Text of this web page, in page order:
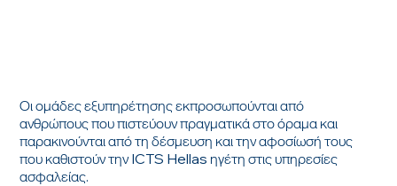
Οι ομάδες εξυπηρέτησης εκπροσωπούνται από
ανθρώπους που πιστεύουν πραγματικά στο όραμα και
παρακινούνται από τη δέσμευση και την αφοσίωσή τους
που καθιστούν την ICTS Hellas ηγέτη στις υπηρεσίες
ασφαλείας.